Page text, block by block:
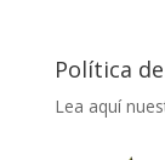
Política
Lea aquí